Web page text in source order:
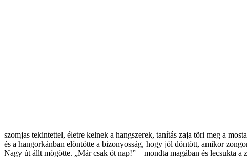
szomjas tekintettel, életre kelnek a hangszerek, tanítás zaja töri meg a
és a hangorkánban elöntötte a bizonyosság, hogy jól döntött, amikor
Nagy út állt mögötte. „Már csak öt nap!” – mondta magában és lecsukta a